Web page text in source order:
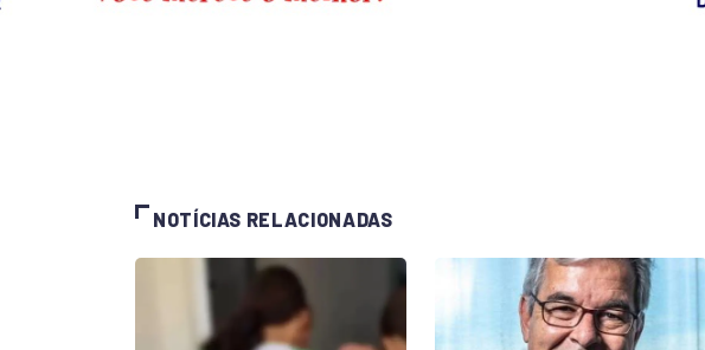
NOTÍCIAS RELACIONADAS